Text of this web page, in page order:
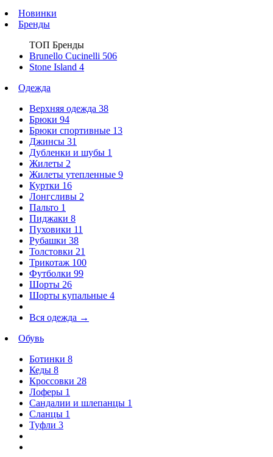
Новинки
Бренды
ТОП Бренды
Brunello Cucinelli 506
Stone Island 4
Одежда
Верхняя одежда 38
Брюки 94
Брюки спортивные 13
Джинсы 31
Дубленки и шубы 1
Жилеты 2
Жилеты утепленные 9
Куртки 16
Лонгсливы 2
Пальто 1
Пиджаки 8
Пуховики 11
Рубашки 38
Толстовки 21
Трикотаж 100
Футболки 99
Шорты 26
Шорты купальные 4
Вся одежда →
Обувь
Ботинки 8
Кеды 8
Кроссовки 28
Лоферы 1
Сандалии и шлепанцы 1
Сланцы 1
Туфли 3